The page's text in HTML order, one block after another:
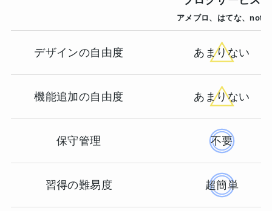
アメブロ、はてな、note
デザインの自由度 あまりない
機能追加の自由度 あまりない
保守管理 不要
習得の難易度 超簡単